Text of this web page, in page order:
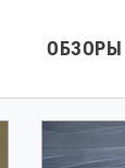
ОБЗОРЫ